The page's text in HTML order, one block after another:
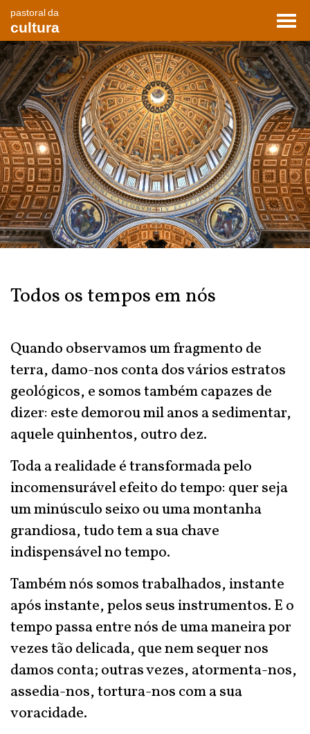
pastoral da
cultura
Todos os tempos em nós
Quando observamos um fragmento de
terra, damo-nos conta dos vários estratos
geológicos, e somos também capazes de
dizer: este demorou mil anos a sedimentar,
aquele quinhentos, outro dez.
Toda a realidade é transformada pelo
incomensurável efeito do tempo: quer seja
um minúsculo seixo ou uma montanha
grandiosa, tudo tem a sua chave
indispensável no tempo.
Também nós somos trabalhados, instante
após instante, pelos seus instrumentos. E o
tempo passa entre nós de uma maneira por
vezes tão delicada, que nem sequer nos
damos conta; outras vezes, atormenta-nos,
assedia-nos, tortura-nos com a sua
voracidade.